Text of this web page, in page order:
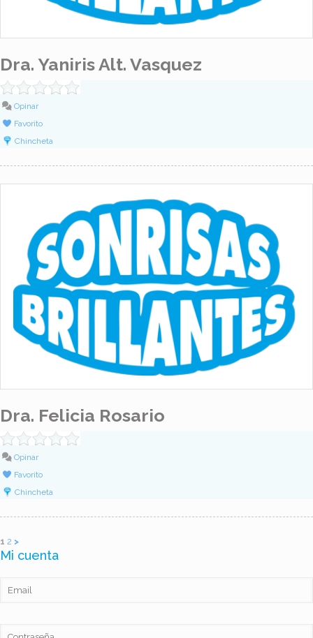
Dra. Yaniris Alt. Vasquez
Opinar
Favorito
Chincheta
Dra. Felicia Rosario
Opinar
Favorito
Chincheta
1 2 >
Mi cuenta